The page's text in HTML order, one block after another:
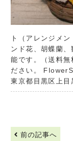
ト（アレンジメ
ンド花、胡蝶蘭
能です。（送料無
ださい。
東京都目黒区上
前の記事へ